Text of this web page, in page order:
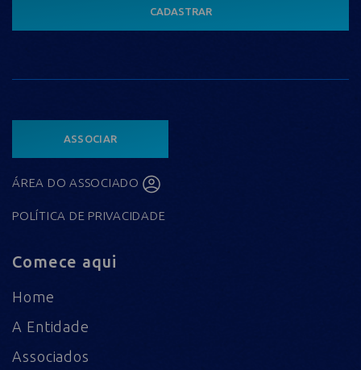
CADASTRAR
ASSOCIAR
ÁREA DO ASSOCIADO
POLÍTICA DE PRIVACIDADE
Comece aqui
Home
A Entidade
Associados